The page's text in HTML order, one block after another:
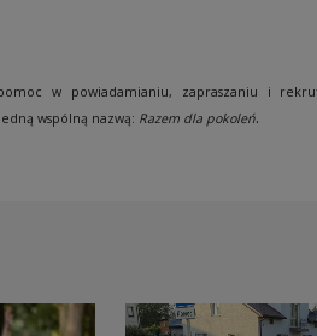
w powiadamianiu, zapraszaniu i
wspólną nazwą: Razem dla pokoleń.